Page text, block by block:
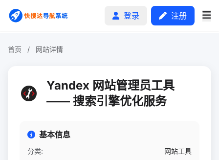
登录 注册
分类排行
首页 / 网站详情
Yandex 网站管理员工具
—— 搜索引擎优化服务
基本信息
分类:
网站工具